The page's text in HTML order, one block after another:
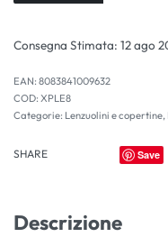
Consegna Stimata: 12 ago
EAN: 8083841009632
XPLE8
Categorie: Lenzuolini e copertine,
SHARE Save
Descrizione